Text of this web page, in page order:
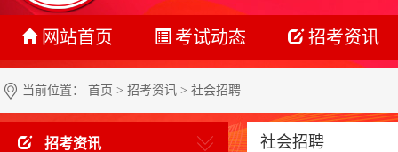
网站首页 考试动态
最新动态
正在报名
招考资讯
事业单位
当前位置： 首页 > 招考资讯 > 社会招聘
招考资讯 社会招聘